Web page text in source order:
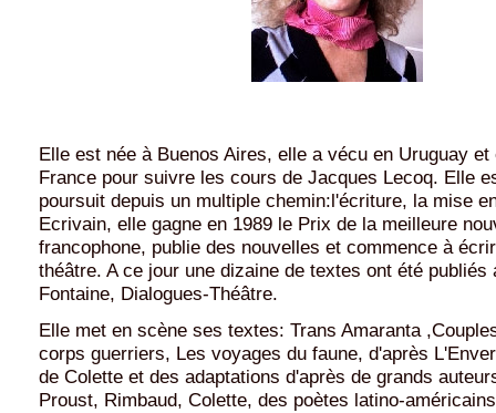
Elle est née à Buenos Aires, elle a vécu en Uruguay
France pour suivre les cours de Jacques Lecoq. Elle
poursuit depuis un multiple chemin:l'écriture, la mise
Ecrivain, elle gagne en 1989 le Prix de la meilleure
francophone, publie des nouvelles et commence à
théâtre. A ce jour une dizaine de textes ont été publiés
Fontaine, Dialogues-Théâtre.
Elle met en scène ses textes: Trans Amaranta,
corps guerriers, Les voyages du faune, d'après
de Colette et des adaptations d'après de grands
Proust, Rimbaud, Colette, des poètes latino-